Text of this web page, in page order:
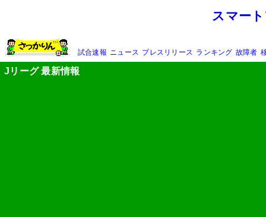
スマー
試合速報 ニュース プレスリリース ランキング 故障者
Jリーグ 最新情報